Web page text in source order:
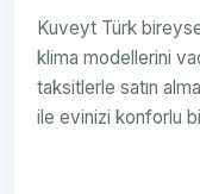
Kuveyt Türk
klima modellerini
taksitlerle satın
ile evinizi konforlu